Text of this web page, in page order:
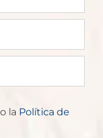
la Política de